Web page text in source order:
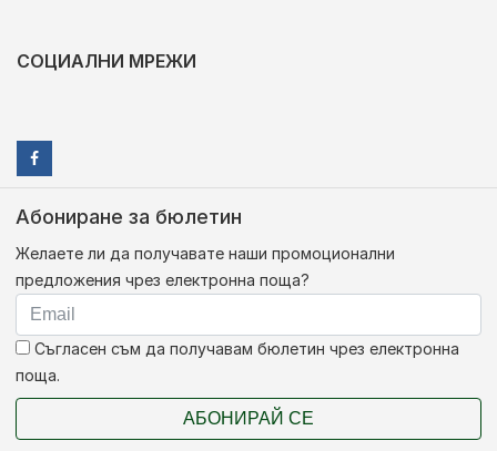
СОЦИАЛНИ МРЕЖИ
Абониране за бюлетин
Желаете ли да получавате наши промоционални
предложения чрез електронна поща?
Съгласен съм да получавам бюлетин чрез електронна
поща.
АБОНИРАЙ СЕ